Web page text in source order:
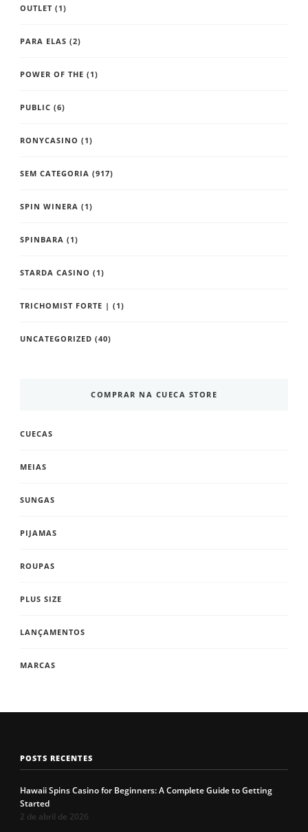
OUTLET (1)
PARA ELAS (2)
POWER OF THE (1)
PUBLIC (6)
RONYCASINO (1)
SEM CATEGORIA (917)
SPIN WINERA (1)
SPINBARA (1)
STARDA CASINO (1)
TRICHOMIST FORTE | (1)
UNCATEGORIZED (40)
COMPRAR NA CUECA STORE
CUECAS
MEIAS
SUNGAS
PIJAMAS
ROUPAS
PLUS SIZE
LANÇAMENTOS
MARCAS
POSTS RECENTES
Hawaii Spins Casino for Beginners: A Complete Guide to Getting
Started
2 de abril de 2026